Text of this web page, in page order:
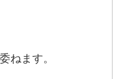
ねます。